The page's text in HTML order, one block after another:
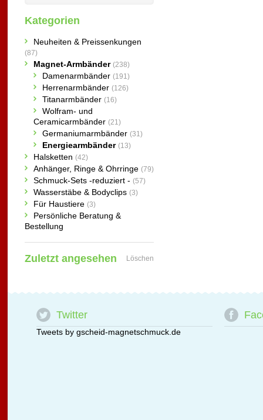
Kategorien
Neuheiten & Preissenkungen
(87)
Magnet-Armbänder (238)
Damenarmbänder (191)
Herrenarmbänder (126)
Titanarmbänder (16)
Wolfram- und
Ceramicarmbänder (21)
Germaniumarmbänder (31)
Energiearmbänder (13)
Halsketten (42)
Anhänger, Ringe & Ohrringe (79)
Schmuck-Sets -reduziert - (57)
Wasserstäbe & Bodyclips (3)
Für Haustiere (3)
Persönliche Beratung &
Bestellung
Zuletzt angesehen Löschen
Twitter
Tweets by gscheid-magnetschmuck.de